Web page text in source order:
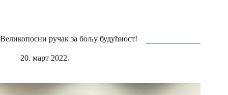
Великопосни ручак за бољу будућност!
20. март 2022.